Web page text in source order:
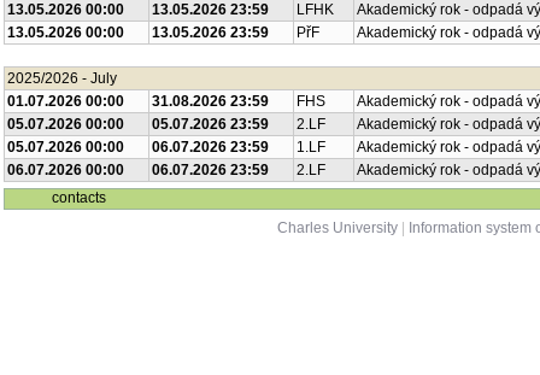
13.05.2026 00:00
13.05.2026 23:59 LFHK
Akademický rok - odpadá
13.05.2026 00:00
13.05.2026 23:59 PřF Akademický rok - odpadá
2025/2026 - July
01.07.2026 00:00
31.08.2026 23:59 FHS
Akademický rok - odpadá
05.07.2026 00:00
05.07.2026 23:59 2.LF
Akademický rok - odpadá
05.07.2026 00:00
06.07.2026 23:59 1.LF
Akademický rok - odpadá
06.07.2026 00:00
06.07.2026 23:59 2.LF
Akademický rok - odpadá
contacts
Charles University
Information